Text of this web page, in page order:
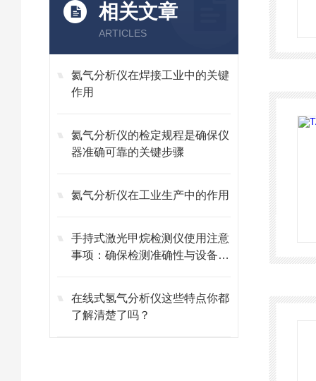
相关文章
ARTICLES
氦气分析仪在焊接工业中的关键
作用
氦气分析仪的检定规程是确保仪
器准确可靠的关键步骤
氦气分析仪在工业生产中的作用
手持式激光甲烷检测仪使用注意
事项：确保检测准确性与设备寿
在线式氢气分析仪这些特点你都
了解清楚了吗？